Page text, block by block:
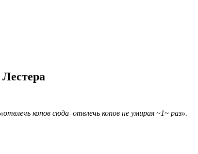
отвлечь копов сюда–отвлечь копов не умирая ~1~ раз».